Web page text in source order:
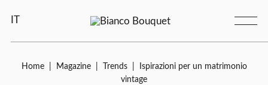
IT
Home Magazine Trends
Ispirazioni per un matrimonio
vintage